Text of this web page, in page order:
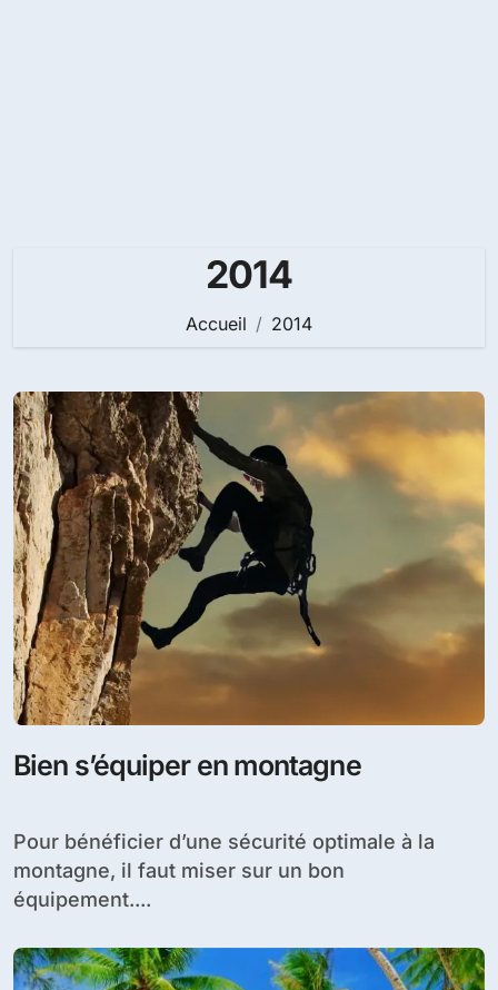
2014
Accueil 2014
Bien s’équiper en montagne
Pour bénéficier d’une sécurité optimale à la
montagne, il faut miser sur un bon
équipement....